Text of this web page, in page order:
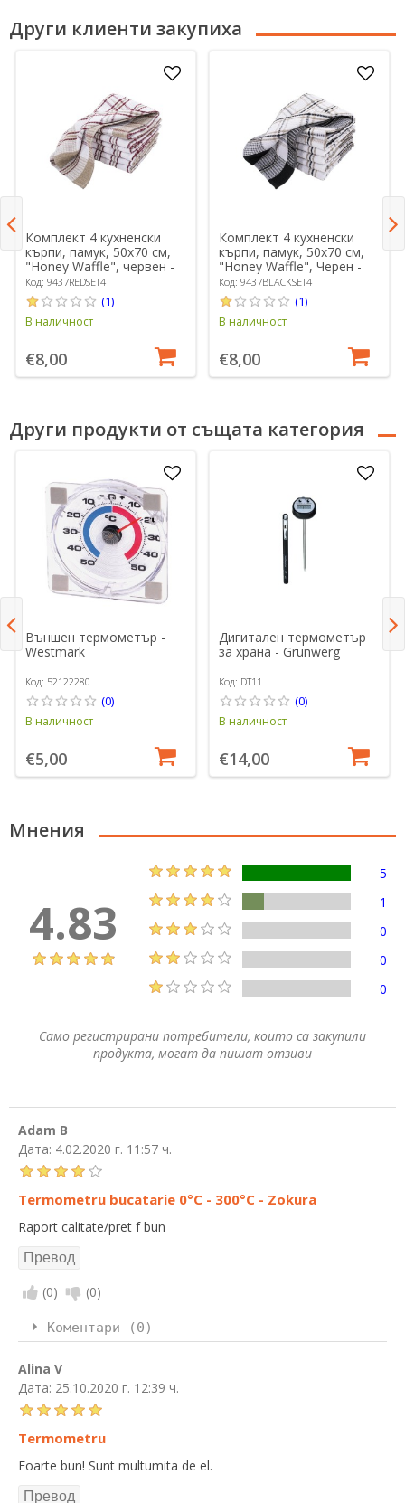
Други клиенти закупиха
Комплект 4 кухненски
кърпи, памук, 50х70 см,
"Honey Waffle", червен -
Tiseco
Код: 9437REDSET4
(1)
В наличност
€8,00
Комплект 4 кухненски
кърпи, памук, 50х70 см,
"Honey Waffle", Черен -
Tiseco
Код: 9437BLACKSET4
(1)
В наличност
€8,00
Други продукти от същата категория
Външен термометър -
Westmark
Код: 52122280
(0)
В наличност
€5,00
Дигитален термометър
за храна - Grunwerg
Код: DT11
(0)
В наличност
€14,00
Мнения
4.83
5
1
0
0
0
Само регистрирани потребители, които са закупили
продукта, могат да пишат отзиви
Adam B
Дата: 4.02.2020 г. 11:57 ч.
Termometru bucatarie 0°C - 300°C - Zokura
Raport calitate/pret f bun
(0) (0)
Коментари (0)
Alina V
Дата: 25.10.2020 г. 12:39 ч.
Termometru
Foarte bun! Sunt multumita de el.